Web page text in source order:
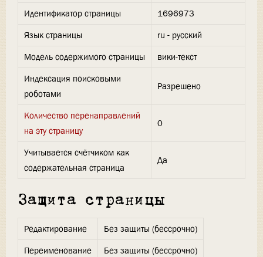
Идентификатор страницы
1696973
Язык страницы
ru - русский
Модель содержимого страницы
вики-текст
Индексация поисковыми
роботами
Разрешено
Количество перенаправлений
на эту страницу
0
Учитывается счётчиком как
содержательная страница
Да
Защита страницы
Редактирование
Без защиты (бессрочно)
Переименование
Без защиты (бессрочно)